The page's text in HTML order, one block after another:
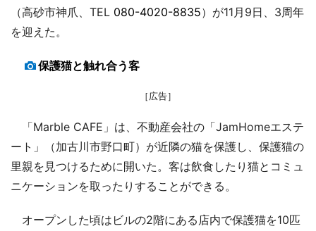
（高砂市神爪、TEL 080-4020-8835）が11月9日、3周年
を迎えた。
保護猫と触れ合う客
［広告］
「Marble CAFE」は、不動産会社の「JamHomeエステ
ート」（加古川市野口町）が近隣の猫を保護し、保護猫の
里親を見つけるために開いた。客は飲食したり猫とコミュ
ニケーションを取ったりすることができる。
オープンした頃はビルの2階にある店内で保護猫を10匹